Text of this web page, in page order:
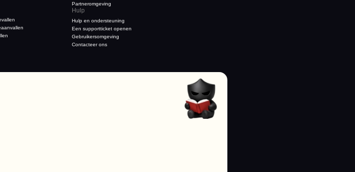
Partneromgeving
Hulp
Hulp en ondersteuning
Een supportticket openen
Gebruikersomgeving
Contacteer ons